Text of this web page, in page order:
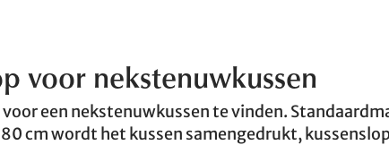
voor nekstenuwkussen
een nekstenuwkussen te vinden.
cm wordt het kussen samengedrukt,